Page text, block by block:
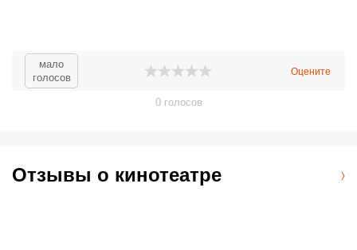
мало
голосов
Оцените
0голосов
Отзывы о кинотеатре